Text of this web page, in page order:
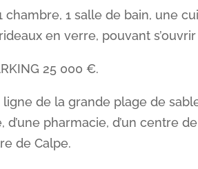
chambre, 1 salle de bain, une
en verre, pouvant
25 000 €.
de la grande plage de
d’une pharmacie, d’un centre
de Calpe.